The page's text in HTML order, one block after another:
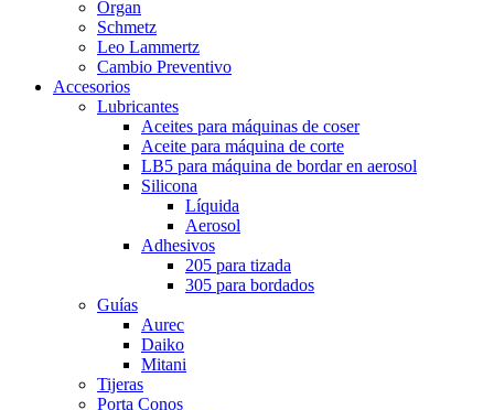
Organ
Schmetz
Leo Lammertz
Cambio Preventivo
Accesorios
Lubricantes
Aceites para máquinas de coser
Aceite para máquina de corte
LB5 para máquina de bordar en aerosol
Silicona
Líquida
Aerosol
Adhesivos
205 para tizada
305 para bordados
Guías
Aurec
Daiko
Mitani
Tijeras
Porta Conos